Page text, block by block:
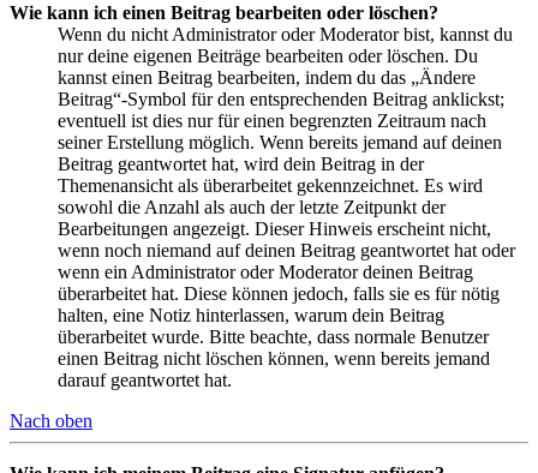
Wie kann ich einen Beitrag bearbeiten oder löschen?
Wenn du nicht Administrator oder Moderator bist, kannst du
nur deine eigenen Beiträge bearbeiten oder löschen. Du
kannst einen Beitrag bearbeiten, indem du das „Ändere
Beitrag“-Symbol für den entsprechenden Beitrag anklickst;
eventuell ist dies nur für einen begrenzten Zeitraum nach
seiner Erstellung möglich. Wenn bereits jemand auf deinen
Beitrag geantwortet hat, wird dein Beitrag in der
Themenansicht als überarbeitet gekennzeichnet. Es wird
sowohl die Anzahl als auch der letzte Zeitpunkt der
Bearbeitungen angezeigt. Dieser Hinweis erscheint nicht,
wenn noch niemand auf deinen Beitrag geantwortet hat oder
wenn ein Administrator oder Moderator deinen Beitrag
überarbeitet hat. Diese können jedoch, falls sie es für nötig
halten, eine Notiz hinterlassen, warum dein Beitrag
überarbeitet wurde. Bitte beachte, dass normale Benutzer
einen Beitrag nicht löschen können, wenn bereits jemand
darauf geantwortet hat.
Nach oben